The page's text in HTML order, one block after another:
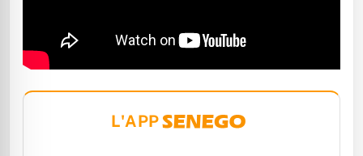
L'APP